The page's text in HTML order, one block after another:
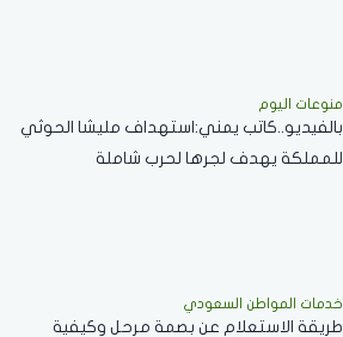
منوعات اليوم
بالفيديو..كاتب يمني:استهداف مليشا الحوثي
للمملكة يهدف لجرها لحرب شاملة
خدمات المواطن السعودي
طريقة الاستعلام عن بصمة مرحل وكيفية